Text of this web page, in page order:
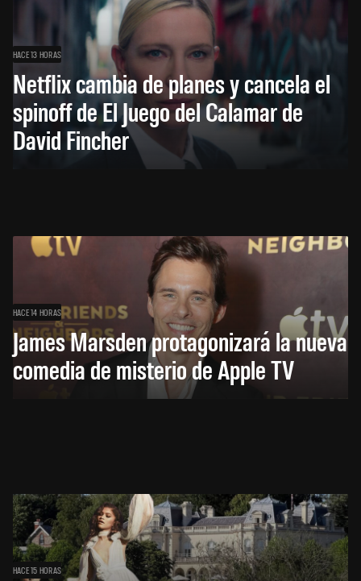
HACE 13 HORAS
Netflix cambia de planes y cancela el
spinoff de El Juego del Calamar de
David Fincher
HACE 14 HORAS
James Marsden protagonizará la nueva
comedia de misterio de Apple TV
HACE 15 HORAS